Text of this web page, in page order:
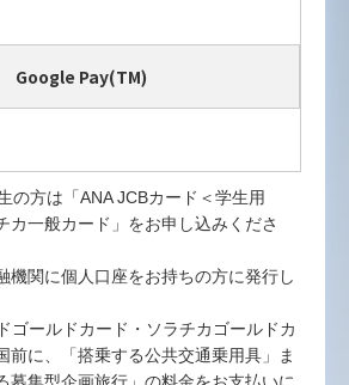
Google Pay(TM)
の方は「ANA JCBカード＜学生用
カ一般カード」をお申し込みくださ
機関に個人口座をお持ちの方に発行し
ゴールドカード・ソラチカゴールドカ
前に、「搭乗する公共交通乗用具」ま